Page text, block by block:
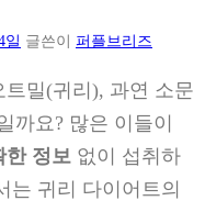
일 글쓴이 퍼플브리즈
밀(귀리), 과연 소문
까요? 많은 이들이
한 정보 없이 섭취하
귀리 다이어트의